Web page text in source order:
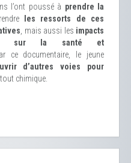
l’ont poussé à prendre la
les ressorts de ces
, mais aussi les impacts
sur la santé et
ce documentaire, le jeune
d’autres voies pour
tout chimique.